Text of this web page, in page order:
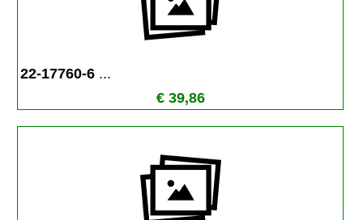
22-17760-6 ...
€ 39,86